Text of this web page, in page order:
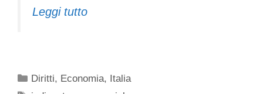
Leggi tutto
Categorie
Diritti, Economia, Italia